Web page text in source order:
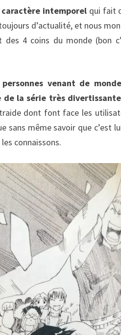
caractère intemporel qui fait
d’actualité, et nous
4 coins du monde (bon
venant de
la série très divertissante
dont font face les
sans même savoir que c’est
connaissons.